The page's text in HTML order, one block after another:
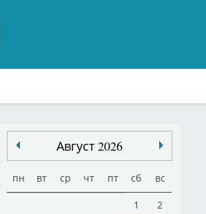
Август 2026
пн вт ср чт пт сб вс
1
2